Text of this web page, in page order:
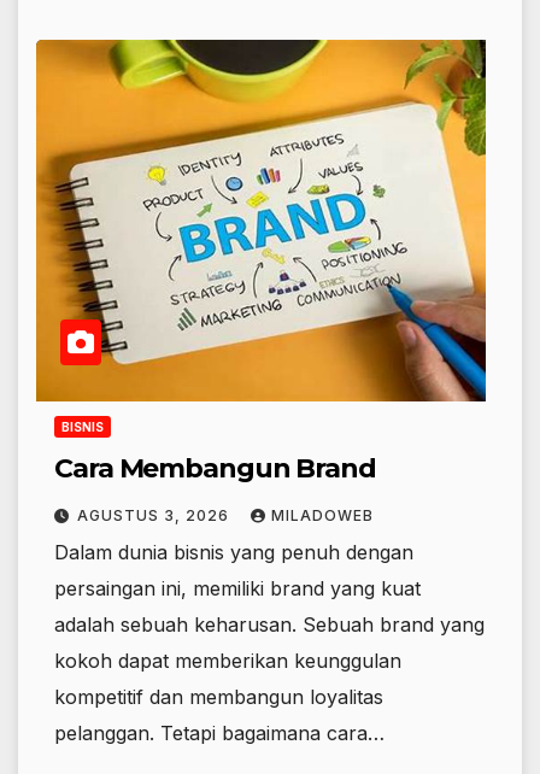
BISNIS
Cara Membangun Brand
AGUSTUS 3, 2026 MILADOWEB
Dalam dunia bisnis yang penuh dengan
persaingan ini, memiliki brand yang kuat
adalah sebuah keharusan. Sebuah brand yang
kokoh dapat memberikan keunggulan
kompetitif dan membangun loyalitas
pelanggan. Tetapi bagaimana cara…